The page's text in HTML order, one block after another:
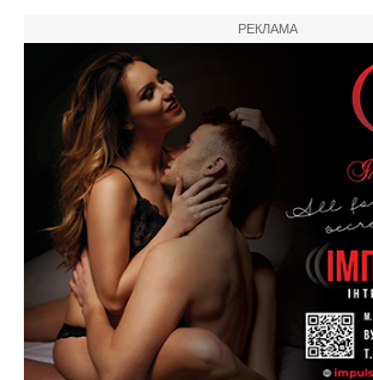
РЕКЛАМА